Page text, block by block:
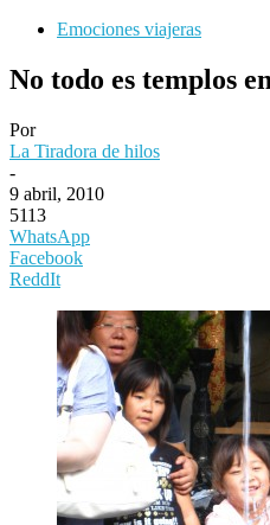
Emociones viajeras
No todo es templos
Por
La Tiradora de hilos
-
9 abril, 2010
5113
WhatsApp
Facebook
ReddIt